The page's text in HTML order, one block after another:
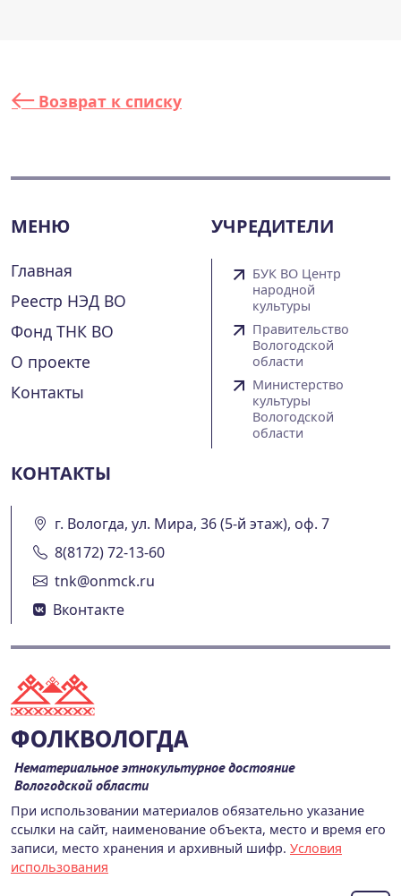
Возврат к списку
МЕНЮ
Главная
Реестр НЭД ВО
Фонд ТНК ВО
О проекте
Контакты
УЧРЕДИТЕЛИ
БУК ВО Центр
народной
культуры
Правительство
Вологодской
области
Министерство
культуры
Вологодской
области
КОНТАКТЫ
г. Вологда, ул. Мира, 36 (5-й этаж), оф. 7
8(8172) 72-13-60
tnk@onmck.ru
Вконтакте
ФОЛКВОЛОГДА
Нематериальное этнокультурное достояние
Вологодской области
При использовании материалов обязательно указание
ссылки на сайт, наименование объекта, место и время его
записи, место хранения и архивный шифр. Условия
использования